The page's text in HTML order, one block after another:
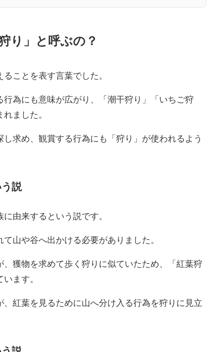
り」と呼ぶの？
ことを表す言葉でした。
為にも意味が広がり、「潮干狩り」「いちご狩
ました。
求め、観賞する行為にも「狩り」が使われるよう
説
由来するという説です。
山や谷へ出かける必要がありました。
獲物を求めて歩く狩りに似ていたため、「紅葉狩
ます。
紅葉を見るために山へ分け入る行為を狩りに見立